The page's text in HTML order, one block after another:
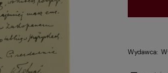
Wydawca: